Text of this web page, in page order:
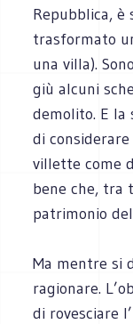
Repubblica, è
trasformato
una villa).
giù alcuni
demolito. E la
di
villette come
bene che, tra
patrimonio
Ma mentre si
ragionare.
di rovesciare